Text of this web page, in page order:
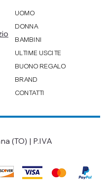
UOMO
DONNA
BAMBINI
ULTIME USCITE
BUONO REGALO
BRAND
CONTATTI
(TO) | P.IVA